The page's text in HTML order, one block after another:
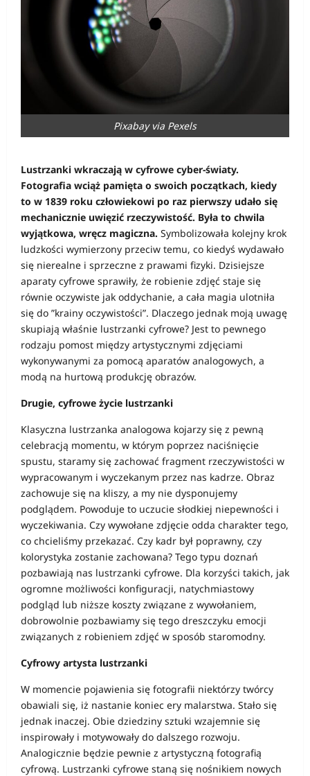
Pixabay via Pexels
Lustrzanki wkraczają w cyfrowe cyber-światy.
Fotografia wciąż pamięta o swoich początkach, kiedy
to w 1839 roku człowiekowi po raz pierwszy udało się
mechanicznie uwięzić rzeczywistość. Była to chwila
wyjątkowa, wręcz magiczna. Symbolizowała kolejny krok
ludzkości wymierzony przeciw temu, co kiedyś wydawało
się nierealne i sprzeczne z prawami fizyki. Dzisiejsze
aparaty cyfrowe sprawiły, że robienie zdjęć staje się
równie oczywiste jak oddychanie, a cała magia ulotniła
się do ”krainy oczywistości”. Dlaczego jednak moją uwagę
skupiają właśnie lustrzanki cyfrowe? Jest to pewnego
rodzaju pomost między artystycznymi zdjęciami
wykonywanymi za pomocą aparatów analogowych, a
modą na hurtową produkcję obrazów.
Drugie, cyfrowe życie lustrzanki
Klasyczna lustrzanka analogowa kojarzy się z pewną
celebracją momentu, w którym poprzez naciśnięcie
spustu, staramy się zachować fragment rzeczywistości w
wypracowanym i wyczekanym przez nas kadrze. Obraz
zachowuje się na kliszy, a my nie dysponujemy
podglądem. Powoduje to uczucie słodkiej niepewności i
wyczekiwania. Czy wywołane zdjęcie odda charakter tego,
co chcieliśmy przekazać. Czy kadr był poprawny, czy
kolorystyka zostanie zachowana? Tego typu doznań
pozbawiają nas lustrzanki cyfrowe. Dla korzyści takich, jak
ogromne możliwości konfiguracji, natychmiastowy
podgląd lub niższe koszty związane z wywołaniem,
dobrowolnie pozbawiamy się tego dreszczyku emocji
związanych z robieniem zdjęć w sposób staromodny.
Cyfrowy artysta lustrzanki
W momencie pojawienia się fotografii niektórzy twórcy
obawiali się, iż nastanie koniec ery malarstwa. Stało się
jednak inaczej. Obie dziedziny sztuki wzajemnie się
inspirowały i motywowały do dalszego rozwoju.
Analogicznie będzie pewnie z artystyczną fotografią
cyfrową. Lustrzanki cyfrowe staną się nośnikiem nowych